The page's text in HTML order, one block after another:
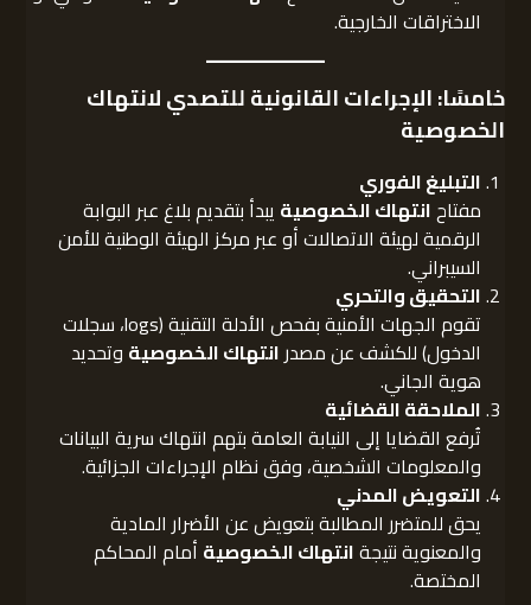
الاختراقات الخارجية.
خامسًا: الإجراءات القانونية للتصدي لانتهاك
الخصوصية
التبليغ الفوري
مفتاحانتهاك الخصوصية يبدأ بتقديم بلاغ عبر البوابة
الرقمية لهيئة الاتصالات أو عبر مركز الهيئة الوطنية للأمن
السيبراني.
التحقيق والتحري
تقوم الجهات الأمنية بفحص الأدلة التقنية (logs، سجلات
الدخول) للكشف عن مصدرانتهاك الخصوصية وتحديد
هوية الجاني.
الملاحقة القضائية
تُرفع القضايا إلى النيابة العامة بتهم انتهاك سرية البيانات
والمعلومات الشخصية، وفق نظام الإجراءات الجزائية.
التعويض المدني
يحق للمتضرر المطالبة بتعويض عن الأضرار المادية
والمعنوية نتيجةانتهاك الخصوصية أمام المحاكم
المختصة.